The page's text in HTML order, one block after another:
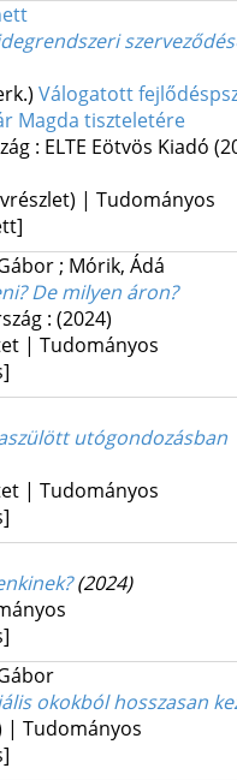
Válogatott
Magda tiszteletére
: ELTE Eötvös Kiadó
| Tudományos
; Mórik, Ádá
De milyen áron?
: (2024)
| Tudományos
utógondozásban
| Tudományos
(2024)
okokból hosszasan
| Tudományos